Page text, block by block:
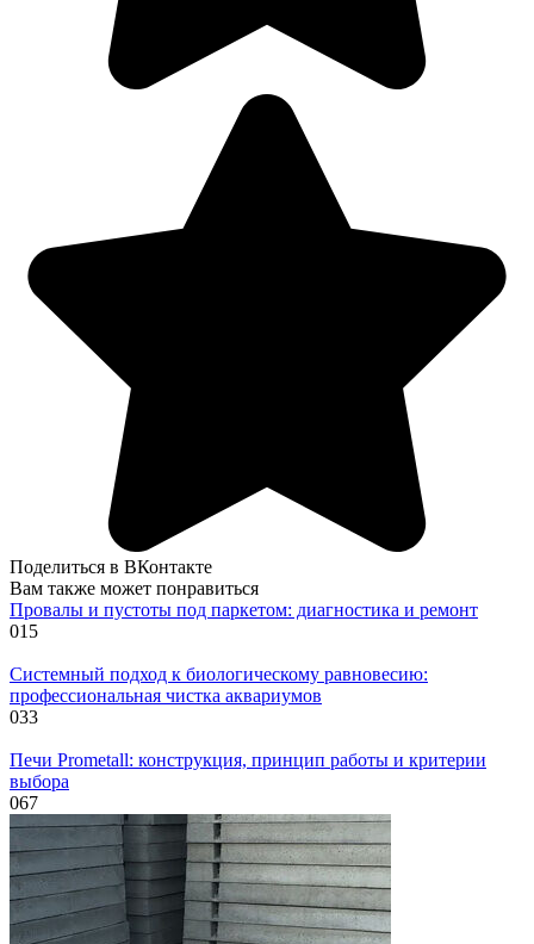
Поделиться в ВКонтакте
Вам также может понравиться
Провалы и пустоты под паркетом: диагностика и ремонт
015
Системный подход к биологическому равновесию:
профессиональная чистка аквариумов
033
Печи Prometall: конструкция, принцип работы и критерии
выбора
067